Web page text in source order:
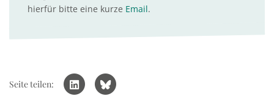
hierfür bitte eine kurze Email.
Seite teilen: